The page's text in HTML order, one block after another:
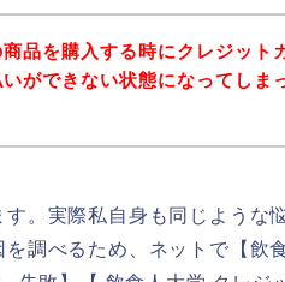
品を購入する時にクレジット
ができない状態になってしま
。実際私自身も同じような
調べるため、ネットで【飲